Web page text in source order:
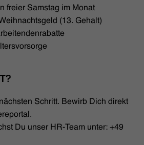
freier Samstag im Monat
(13. Gehalt)
Schritt. Bewirb Dich direkt
Du unser HR-Team unter: +49